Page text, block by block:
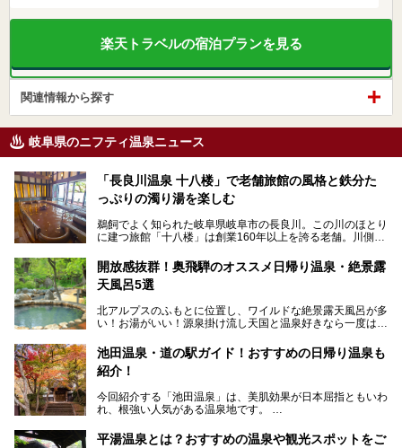
楽天トラベルの宿泊プランを見る
関連情報から探す
岐阜県のニフティ温泉ニュース
「長良川温泉 十八楼」で老舗旅館の風格と鉄分た
っぷりの濁り湯を楽しむ
鵜飼でよく知られた岐阜県岐阜市の長良川。この川のほとり
に建つ旅館「十八楼」は創業160年以上を誇る老舗。川側の
濁り湯で、地産地消にこだわった食事も定評があります。
そして大浴場は日帰り入浴もできるんですよ。泊まりでも日
岐阜の手仕事に触れる旅とともに楽しんでみてはいかがでし
ょう！
───
提供元：岐阜県【PR】
この記事は岐阜県のPR記事です。
開放感抜群！奥飛騨のオススメ日帰り温泉・絶景露
天風呂5選
北アルプスのふもとに位置し、ワイルドな絶景露天風呂が多
い！お湯がいい！源泉掛け流し天国と温泉好きなら一度は行
「平湯温泉」「福地温泉」「新平湯温泉」「栃尾温泉」「新
穂高温泉」と5つの温泉地を総称して奥飛騨温泉郷と呼びま
風呂を5ヶ所ご紹介したいと思います。いずれも素晴らしい
温泉ですよ！
池田温泉・道の駅ガイド！おすすめの日帰り温泉も
紹介！
今回紹介する「池田温泉」は、美肌効果が日本屈指ともいわ
れ、根強い人気がある温泉地です。
温泉旅として利用することができます。
平湯温泉とは？おすすめの温泉や観光スポットをご